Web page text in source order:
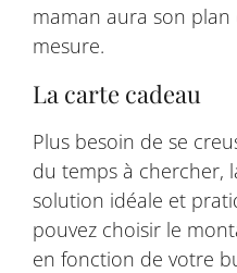
maman aura son
mesure.
La carte cadeau
Plus besoin de se
du temps à chercher,
solution idéale et
pouvez choisir le
en fonction de votre